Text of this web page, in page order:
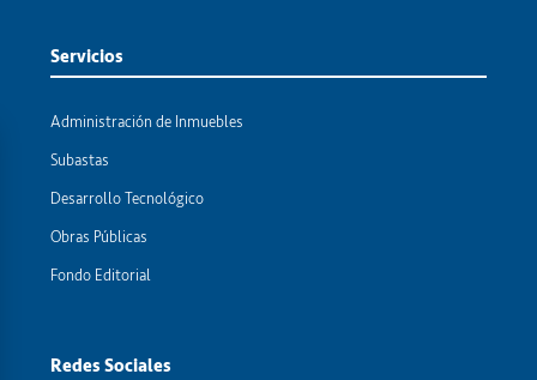
Servicios
Administración de Inmuebles
Subastas
Desarrollo Tecnológico
Obras Públicas
Fondo Editorial
Redes Sociales